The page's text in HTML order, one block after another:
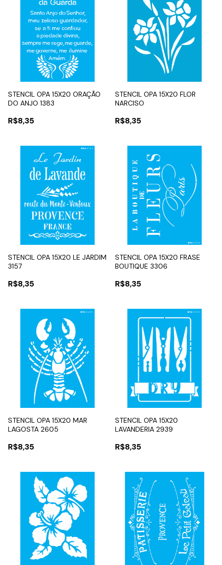
STENCIL OPA 15X20 ORAÇÃO
DO ANJO 1383
R$8,35
STENCIL OPA 15X20 FLOR
NARCISO
R$8,35
STENCIL OPA 15X20 LE JARDIM
3157
R$8,35
STENCIL OPA 15X20 FRASE
BOUTIQUE 3306
R$8,35
STENCIL OPA 15X20 MAR
LAGOSTA 2605
R$8,35
STENCIL OPA 15X20
LAVANDERIA 2939
R$8,35